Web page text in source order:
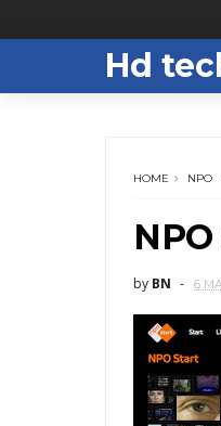
Hd
HOME NPO
by BN 6